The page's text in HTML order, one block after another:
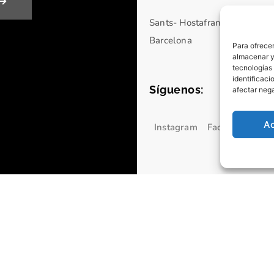
Para
almacenar
tecnologías
afectar
Sants- Hostafrancs
Barcelona
Síguenos:
Instagram Facebook